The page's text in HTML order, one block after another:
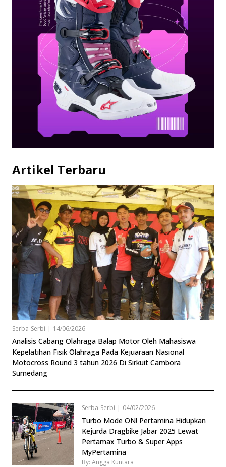
Artikel Terbaru
Serba-Serbi | 14/06/2026
Analisis Cabang Olahraga Balap Motor Oleh Mahasiswa
Kepelatihan Fisik Olahraga Pada Kejuaraan Nasional
Motocross Round 3 tahun 2026 Di Sirkuit Cambora
Sumedang
Serba-Serbi | 04/02/2026
Turbo Mode ON! Pertamina Hidupkan
Kejurda Dragbike Jabar 2025 Lewat
Pertamax Turbo & Super Apps
MyPertamina
By: Angga Kuntara